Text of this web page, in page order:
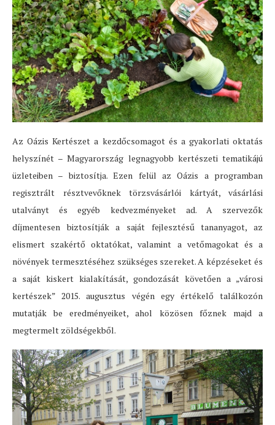
Az Oázis Kertészet a kezdőcsomagot és a gyakorlati oktatás
helyszínét – Magyarország legnagyobb kertészeti tematikájú
üzleteiben – biztosítja. Ezen felül az Oázis a programban
regisztrált résztvevőknek törzsvásárlói kártyát, vásárlási
utalványt és egyéb kedvezményeket ad. A szervezők
díjmentesen biztosítják a saját fejlesztésű tananyagot, az
elismert szakértő oktatókat, valamint a vetőmagokat és a
növények termesztéséhez szükséges szereket. A képzéseket és
a saját kiskert kialakítását, gondozását követően a „városi
kertészek” 2015. augusztus végén egy értékelő találkozón
mutatják be eredményeiket, ahol közösen főznek majd a
megtermelt zöldségekből.